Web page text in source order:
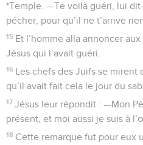
*Temple. —Te voilà guéri, lui
pécher, pour qu’il ne t’arrive
15 Et l’homme alla annoncer
Jésus qui l’avait guéri.
16 Les chefs des Juifs se mirent
qu’il avait fait cela le jour du
17 Jésus leur répondit : —Mon
présent, et moi aussi je suis à
18 Cette remarque fut pour eux